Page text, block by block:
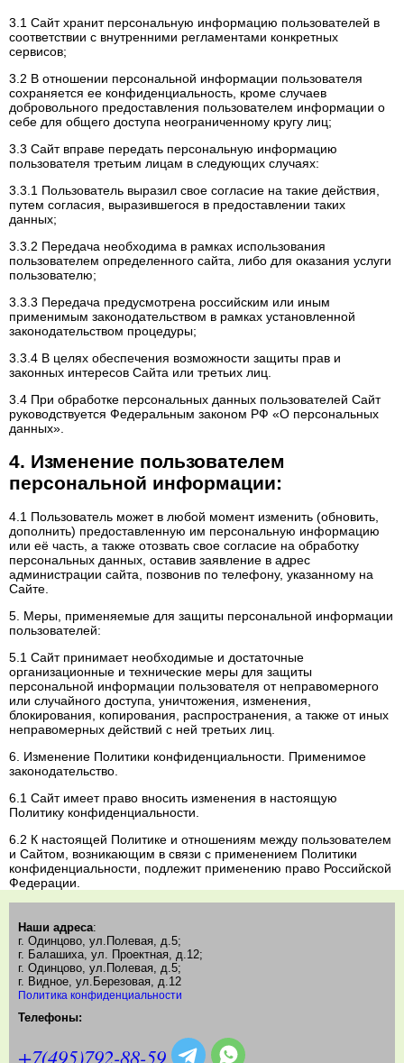
3.1 Сайт хранит персональную информацию пользователей в
соответствии с внутренними регламентами конкретных
сервисов;
3.2 В отношении персональной информации пользователя
сохраняется ее конфиденциальность, кроме случаев
добровольного предоставления пользователем информации о
себе для общего доступа неограниченному кругу лиц;
3.3 Сайт вправе передать персональную информацию
пользователя третьим лицам в следующих случаях:
3.3.1 Пользователь выразил свое согласие на такие действия,
путем согласия, выразившегося в предоставлении таких
данных;
3.3.2 Передача необходима в рамках использования
пользователем определенного сайта, либо для оказания услуги
пользователю;
3.3.3 Передача предусмотрена российским или иным
применимым законодательством в рамках установленной
законодательством процедуры;
3.3.4 В целях обеспечения возможности защиты прав и
законных интересов Сайта или третьих лиц.
3.4 При обработке персональных данных пользователей Сайт
руководствуется Федеральным законом РФ «О персональных
данных».
4. Изменение пользователем
персональной информации:
4.1 Пользователь может в любой момент изменить (обновить,
дополнить) предоставленную им персональную информацию
или её часть, а также отозвать свое согласие на обработку
персональных данных, оставив заявление в адрес
администрации сайта, позвонив по телефону, указанному на
Сайте.
5. Меры, применяемые для защиты персональной информации
пользователей:
5.1 Сайт принимает необходимые и достаточные
организационные и технические меры для защиты
персональной информации пользователя от неправомерного
или случайного доступа, уничтожения, изменения,
блокирования, копирования, распространения, а также от иных
неправомерных действий с ней третьих лиц.
6. Изменение Политики конфиденциальности. Применимое
законодательство.
6.1 Сайт имеет право вносить изменения в настоящую
Политику конфиденциальности.
6.2 К настоящей Политике и отношениям между пользователем
и Сайтом, возникающим в связи с применением Политики
конфиденциальности, подлежит применению право Российской
Федерации.
Наши адреса:
г. Одинцово, ул.Полевая, д.5;
г. Балашиха, ул. Проектная, д.12;
г. Одинцово, ул.Полевая, д.5;
г. Видное, ул.Березовая, д.12
Политика конфиденциальности
Телефоны:
+7(495)792-88-59